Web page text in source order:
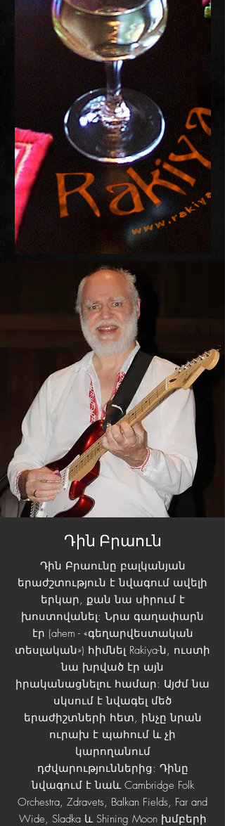
Դին Բրաուն
Դին Բրաունը բալկանյան
երաժշտություն է նվագում ավելի
երկար, քան նա սիրում է
խոստովանել: Նրա գաղափարն
էր (ahem - «գեղարվեստական
տեսլական») հիմնել Rakiya-ն, ուստի
նա խրված էր այն
իրականացնելու համար: Այժմ նա
սկսում է նվագել մեծ
երաժիշտների հետ, ինչը նրան
ուրախ է պահում և չի
կարողանում
դժվարություններից: Դինը
նվագում է նաև Cambridge Folk
Orchestra, Zdravets, Balkan Fields, Far and
Wide, Sladka և Shining Moon խմբերի